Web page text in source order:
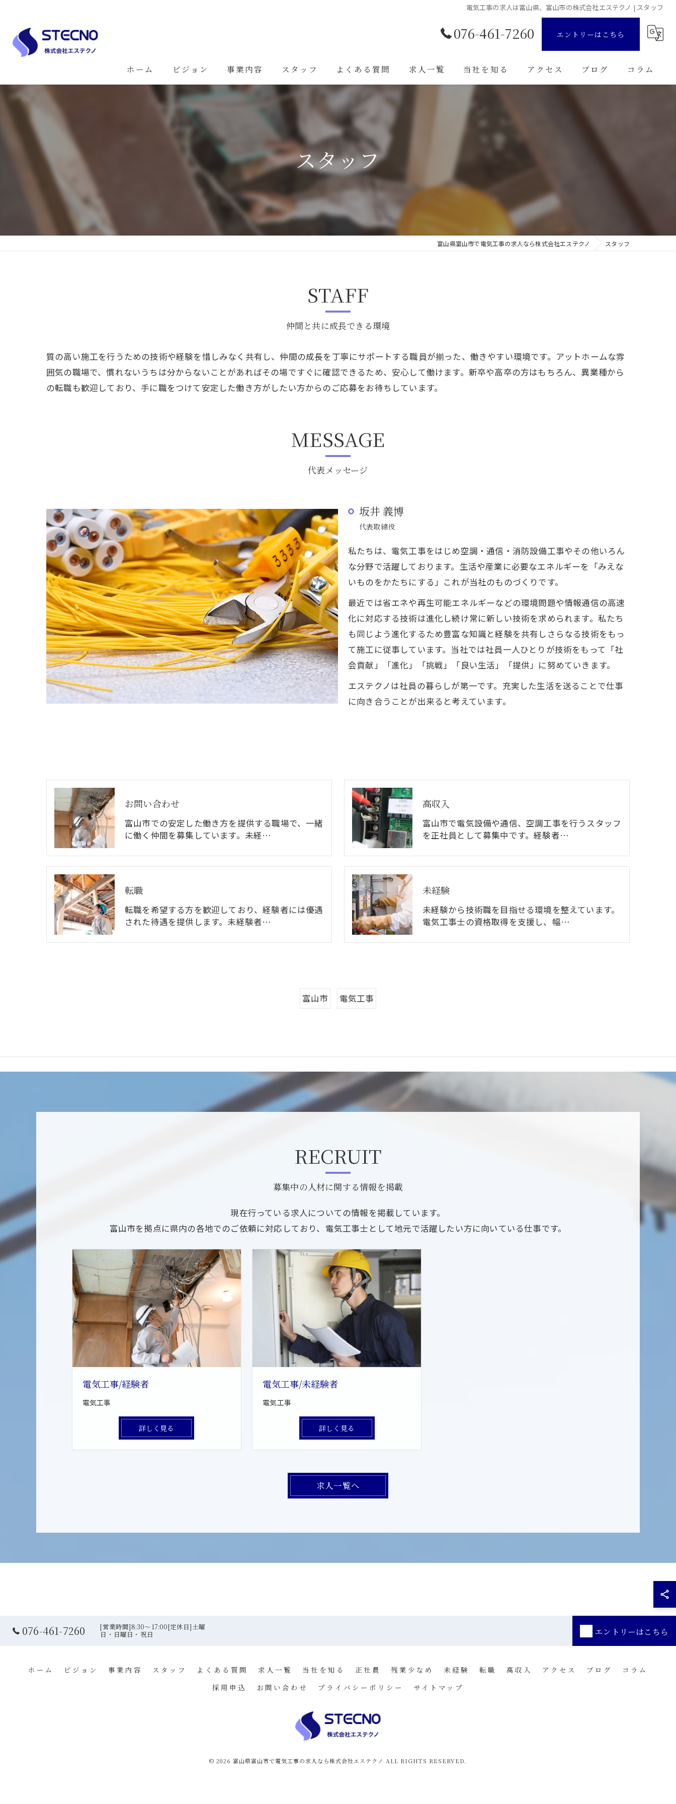
電気工事の求人は富山県、富山市の株式会社エステクノ | スタッフ
076-461-7260 エントリーはこちら
ホーム ビジョン 事業内容 スタッフ よくある質問 求人一覧 当社を知る アクセス ブログ コラム
スタッフ
富山県富山市で電気工事の求人なら株式会社エステクノ スタッフ
仲間と共に成長できる環境
STAFF
質の高い施工を行うための技術や経験を惜しみなく共有し、仲間の成長を丁寧にサポートする職員が揃った、働きやすい環境です。アットホームな雰
囲気の職場で、慣れないうちは分からないことがあればその場ですぐに確認できるため、安心して働けます。新卒や高卒の方はもちろん、異業種から
の転職も歓迎しており、手に職をつけて安定した働き方がしたい方からのご応募をお待ちしています。
代表メッセージ
MESSAGE
坂井 義博
代表取締役
私たちは、電気工事をはじめ空調・通信・消防設備工事やその他いろん
な分野で活躍しております。生活や産業に必要なエネルギーを「みえな
いものをかたちにする」これが当社のものづくりです。
最近では省エネや再生可能エネルギーなどの環境問題や情報通信の高速
化に対応する技術は進化し続け常に新しい技術を求められます。私たち
も同じよう進化するため豊富な知識と経験を共有しさらなる技術をもっ
て施工に従事しています。当社では社員一人ひとりが技術をもって「社
会貢献」「進化」「挑戦」「良い生活」「提供」に努めていきます。
エステクノは社員の暮らしが第一です。充実した生活を送ることで仕事
に向き合うことが出来ると考えています。
お問い合わせ
富山市での安定した働き方を提供する職場で、一緒
に働く仲間を募集しています。未経…
高収入
富山市で電気設備や通信、空調工事を行うスタッフ
を正社員として募集中です。経験者…
転職
転職を希望する方を歓迎しており、経験者には優遇
された待遇を提供します。未経験者…
未経験
未経験から技術職を目指せる環境を整えています。
電気工事士の資格取得を支援し、幅…
富山市 電気工事
募集中の人材に関する情報を掲載
RECRUIT
現在行っている求人についての情報を掲載しています。
富山市を拠点に県内の各地でのご依頼に対応しており、電気工事士として地元で活躍したい方に向いている仕事です。
電気工事/経験者
電気工事
詳しく見る
電気工事/未経験者
電気工事
詳しく見る
求人一覧へ
076-461-7260
[営業時間]8:30～17:00[定休日]土曜
日・日曜日・祝日
エントリーはこちら
ホーム ビジョン 事業内容 スタッフ よくある質問 求人一覧 当社を知る 正社員 残業少なめ 未経験 転職 高収入 アクセス ブログ
コラム
採用申込
お問い合わせ プライバシーポリシー サイトマップ
© 2026 富山県富山市で電気工事の求人なら株式会社エステクノ ALL RIGHTS RESERVED.